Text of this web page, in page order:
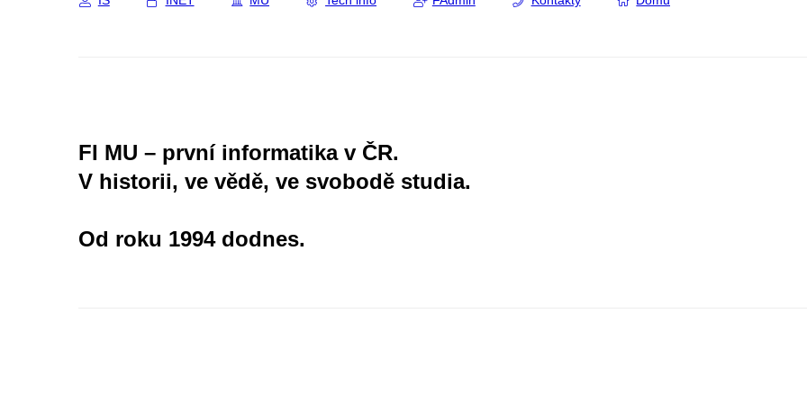
FI MU – první informatika v ČR.
V historii, ve vědě, ve svobodě studia.
Od roku 1994 dodnes.